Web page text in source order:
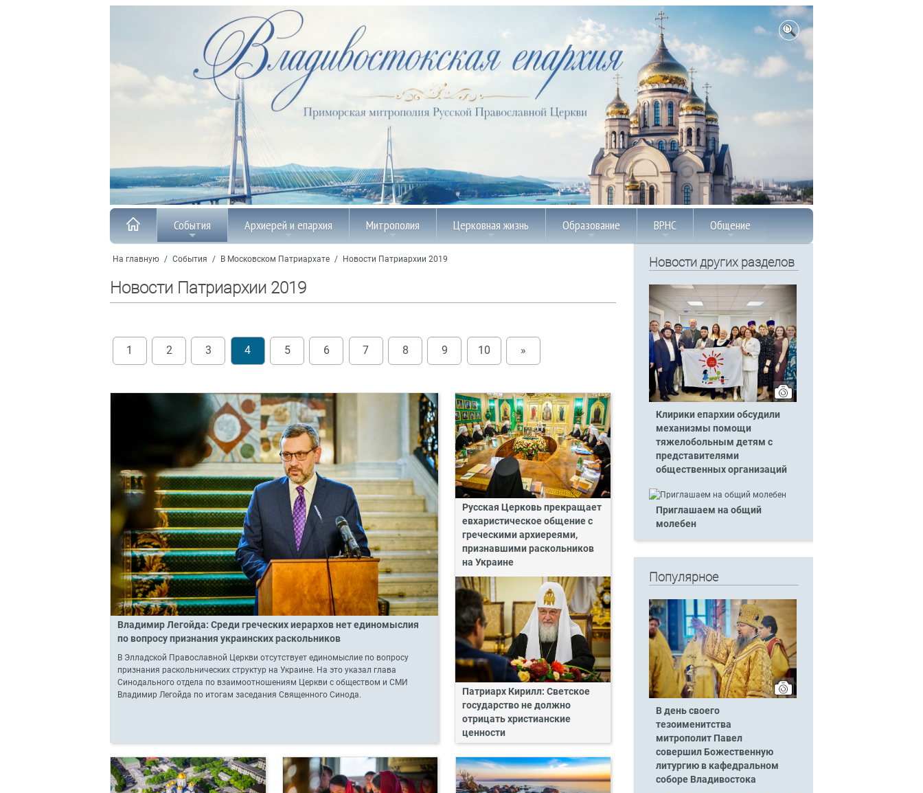
События Архиерей и епархия Митрополия Церковная жизнь Образование ВРНС Общение
На главную / События / В Московском Патриархате / Новости Патриархии 2019
Новости Патриархии 2019
1 2 3 4 5 6 7 8 9 10 »
Владимир Легойда: Среди греческих иерархов нет единомыслия
по вопросу признания украинских раскольников
В Элладской Православной Церкви отсутствует единомыслие по вопросу
признания раскольнических структур на Украине. На это указал глава
Синодального отдела по взаимоотношениям Церкви с обществом и СМИ
Владимир Легойда по итогам заседания Священного Синода.
Русская Церковь прекращает
евхаристическое общение с
греческими архиереями,
признавшими раскольников
на Украине
Патриарх Кирилл: Светское
государство не должно
отрицать христианские
ценности
Новости других разделов
Клирики епархии обсудили
механизмы помощи
тяжелобольным детям с
представителями
общественных организаций
Приглашаем на общий
молебен
Популярное
В день своего
тезоименитства
митрополит Павел
совершил Божественную
литургию в кафедральном
соборе Владивостока